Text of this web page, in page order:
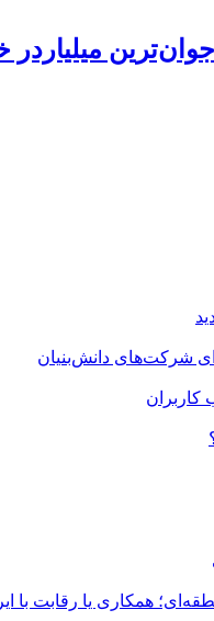
شرکت‌های دانش‌بنیان
کاربران
همکاری یا رقابت با